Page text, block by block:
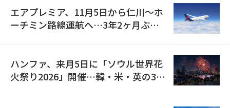
エアプレミア、11月5日から仁川〜ホ
ーチミン路線運航へ…3年2ヶ月ぶり
ハンファ、来月5日に「ソウル世界花
火祭り2026」開催…韓・米・英の3カ